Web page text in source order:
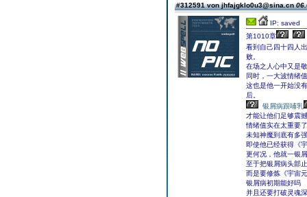
#312591 von jhfajgklo0u3@sina.cn
IP: saved
第1010章
看到自己四十四人
败。
在场之人心中又是
同时，一大波情绪
这也是他一开始没
后。
银屑病跟哺乳
才能让他们足够震
情绪值实在太重要
未知神魔到底有多
即使他已经获得《
更何况，他就一银
至于把银屑病头部
而是要修炼《宇宙
银屑病初期能好吗
并且还要打破灵魂